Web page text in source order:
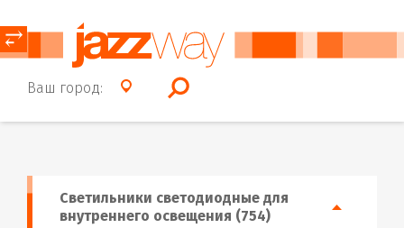
Ваш город:
⥂
Светильники светодиодные для
внутреннего освещения (754)